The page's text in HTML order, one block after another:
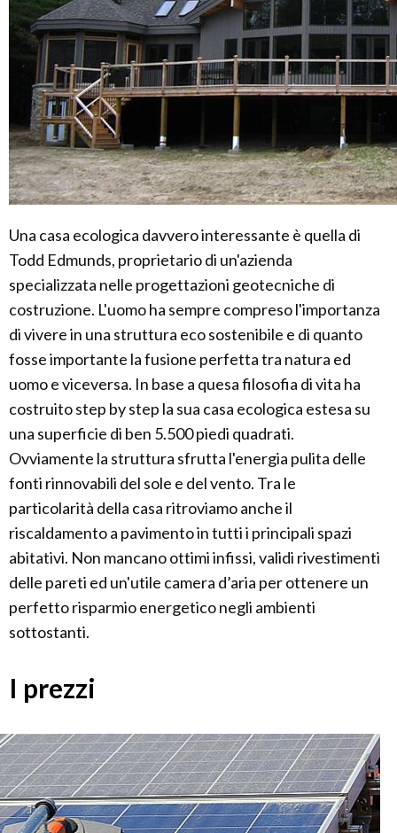
Una casa ecologica davvero interessante è quella di
Todd Edmunds, proprietario di un'azienda
specializzata nelle progettazioni geotecniche di
costruzione. L'uomo ha sempre compreso l'importanza
di vivere in una struttura eco sostenibile e di quanto
fosse importante la fusione perfetta tra natura ed
uomo e viceversa. In base a quesa filosofia di vita ha
costruito step by step la sua casa ecologica estesa su
una superficie di ben 5.500 piedi quadrati.
Ovviamente la struttura sfrutta l'energia pulita delle
fonti rinnovabili del sole e del vento. Tra le
particolarità della casa ritroviamo anche il
riscaldamento a pavimento in tutti i principali spazi
abitativi. Non mancano ottimi infissi, validi rivestimenti
delle pareti ed un'utile camera d’aria per ottenere un
perfetto risparmio energetico negli ambienti
sottostanti.
I prezzi